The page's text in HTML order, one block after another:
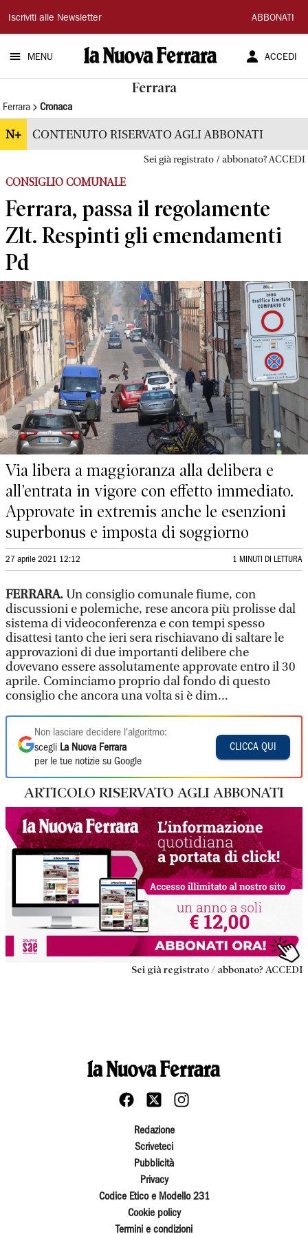
La
Nuova
Ferrara
Iscriviti alle Newsletter ABBONATI
MENU ACCEDI
Ferrara
Ferrara Cronaca
N+ CONTENUTO RISERVATO AGLI ABBONATI
Sei già registrato / abbonato? ACCEDI
CONSIGLIO COMUNALE
Ferrara, passa il regolamente
Zlt. Respinti gli emendamenti
Pd
Via libera a maggioranza alla delibera e
all’entrata in vigore con effetto immediato.
Approvate in extremis anche le esenzioni
superbonus e imposta di soggiorno
27 aprile 2021 12:12 1 MINUTI DI LETTURA
FERRARA.Un consiglio comunale fiume, con
discussioni e polemiche, rese ancora più prolisse dal
sistema di videoconferenza e con tempi spesso
disattesi tanto che ieri sera rischiavano di saltare le
approvazioni di due importanti delibere che
dovevano essere assolutamente approvate entro il 30
aprile. Cominciamo proprio dal fondo di questo
consiglio che ancora una volta si è dim...
Non lasciare decidere l'algoritmo:
scegli La Nuova Ferrara
per le tue notizie su Google
CLICCA QUI
ARTICOLO RISERVATO AGLI ABBONATI
Sei già registrato / abbonato? ACCEDI
Redazione
Scriveteci
Pubblicità
Privacy
Codice Etico e Modello 231
Cookie policy
Termini e condizioni